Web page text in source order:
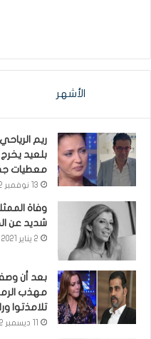
الأشهر
ريم
بلعيد
معطيات
13 نوفمبر 2022
وفاة
شديد عن
2 يناير 2021
بعد أن
مهذب
تلامذتوا